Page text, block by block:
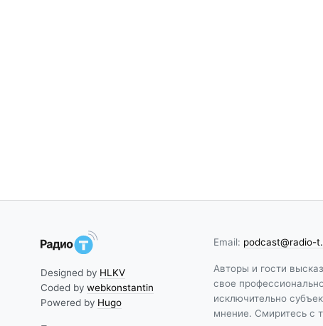
Designed by HLKV
Coded bywebkonstantin
Powered by Hugo
Email: podcast@radio-
Авторы и гости
свое
исключительно
мнение. Смиритесь с